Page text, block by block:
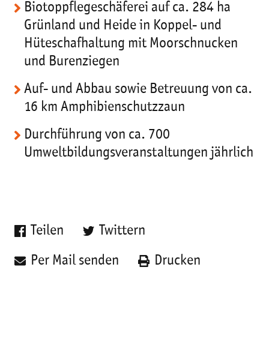
Biotoppflegeschäferei auf ca. 284 ha
Grünland und Heide in Koppel- und
Hüteschafhaltung mit Moorschnucken
und Burenziegen
Auf- und Abbau sowie Betreuung von ca.
16 km Amphibienschutzzaun
Durchführung von ca. 700
Umweltbildungsveranstaltungen jährlich
Teilen Twittern
Per Mail senden Drucken